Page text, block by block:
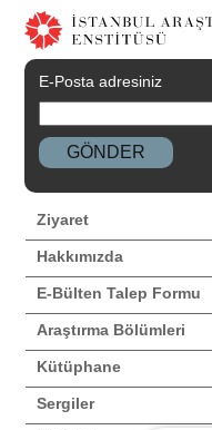
E-Posta adresiniz
Ziyaret
Hakkımızda
E-Bülten Talep Formu
Araştırma Bölümleri
Kütüphane
Sergiler